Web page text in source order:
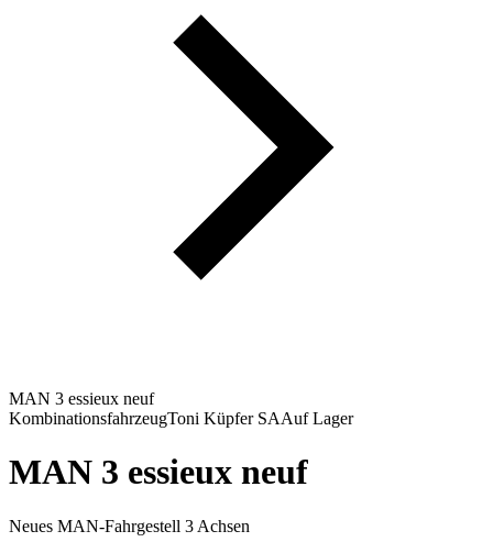
MAN 3 essieux neuf
KombinationsfahrzeugToni Küpfer SAAuf Lager
MAN 3 essieux neuf
Neues MAN-Fahrgestell 3 Achsen